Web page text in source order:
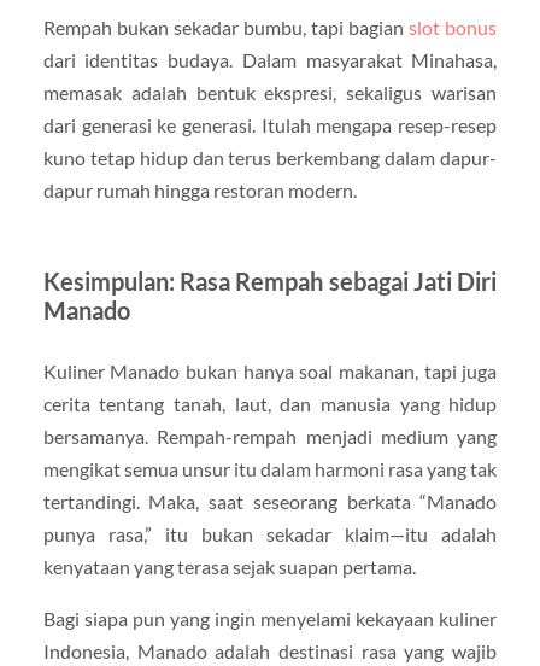
Rempah bukan sekadar bumbu, tapi bagianslot bonus
dari identitas budaya. Dalam masyarakat Minahasa,
memasak adalah bentuk ekspresi, sekaligus warisan
dari generasi ke generasi. Itulah mengapa resep-resep
kuno tetap hidup dan terus berkembang dalam dapur-
dapur rumah hingga restoran modern.
Kesimpulan: Rasa Rempah sebagai Jati Diri
Manado
Kuliner Manado bukan hanya soal makanan, tapi juga
cerita tentang tanah, laut, dan manusia yang hidup
bersamanya. Rempah-rempah menjadi medium yang
mengikat semua unsur itu dalam harmoni rasa yang tak
tertandingi. Maka, saat seseorang berkata “Manado
punya rasa,” itu bukan sekadar klaim—itu adalah
kenyataan yang terasa sejak suapan pertama.
Bagi siapa pun yang ingin menyelami kekayaan kuliner
Indonesia, Manado adalah destinasi rasa yang wajib